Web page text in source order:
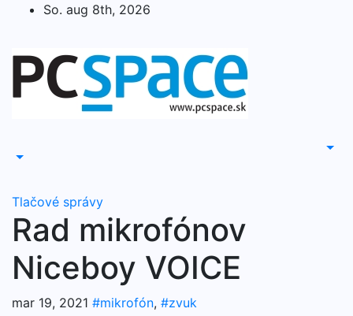
So. aug 8th, 2026
Tlačové správy
Rad mikrofónov
Niceboy VOICE
mar 19, 2021 #mikrofón, #zvuk